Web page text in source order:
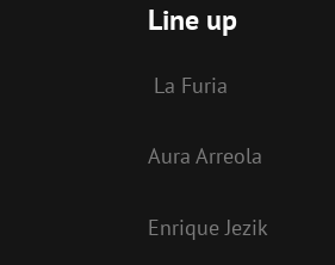
Line up
La Furia
Aura Arreola
Enrique Jezik